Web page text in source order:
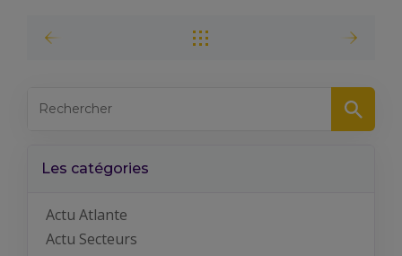
Les catégories
Actu Atlante
Actu Secteurs